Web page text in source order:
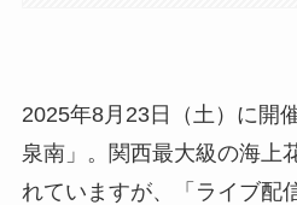
2025年8月23日（土）に開
泉南」。関西最大級の海上
れていますが、「ライブ配